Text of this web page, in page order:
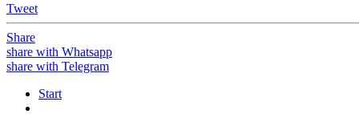
Tweet
Share
share with Whatsapp
share with Telegram
Start